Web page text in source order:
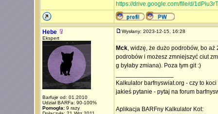
https://drive.google.com/file/d/
Hebe
Ekspert
Barfuje od: 01.2010
Udział BARFa: 90-100%
Pomogła:9 razy
Wysłany: 2023-12-15, 16:28
Mck, widzę, że dużo podrobów, bo aż
podrobów i możesz zmniejszyć ciut
g byłaby zmiana). Poza tym git :)
Kalkulator barfnyswiat.org - czy to
jakieś pytanie - pytaj na forum
Aplikacja BARFny Kalkulator Kot: